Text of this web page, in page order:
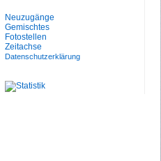
Neuzugänge
Gemischtes
Fotostellen
Zeitachse
Datenschutzerklärung